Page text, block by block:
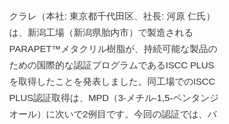
クラレ（本社: 東京都千代田区、社長: 河原 仁氏）
は、新潟工場（新潟県胎内市）で製造される
PARAPET™メタクリル樹脂が、持続可能な製品の
ための国際的な認証プログラムであるISCC PLUS
を取得したことを発表しました。同工場でのISCC
PLUS認証取得は、MPD（3-メチル-1,5-ペンタンジ
オール）に次いで2例目です。今回の認証では、バ